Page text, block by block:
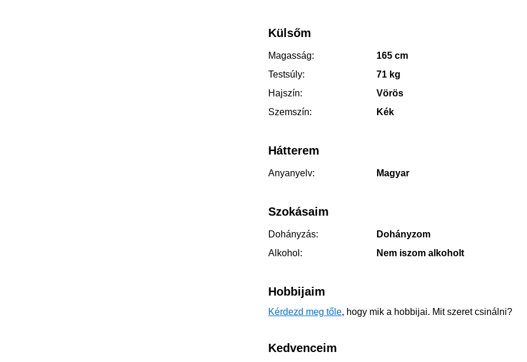
Külsőm
Magasság:
165 cm
Testsúly:
71 kg
Hajszín:
Vörös
Szemszín:
Kék
Hátterem
Anyanyelv: Magyar
Szokásaim
Dohányzás:
Dohányzom
Alkohol:
Nem iszom alkoholt
Hobbijaim
Kérdezd meg tőle, hogy mik a hobbijai. Mit szeret csinálni?
Kedvenceim